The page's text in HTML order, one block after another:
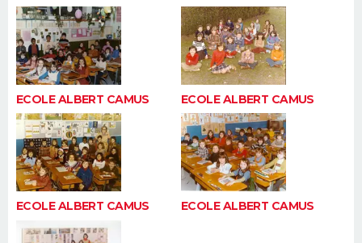
ECOLE ALBERT CAMUS ECOLE ALBERT CAMUS
ECOLE ALBERT CAMUS ECOLE ALBERT CAMUS